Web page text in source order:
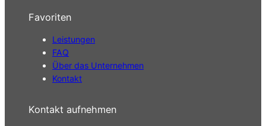
Favoriten
Leistungen
FAQ
Über das Unternehmen
Kontakt
Kontakt aufnehmen